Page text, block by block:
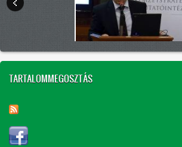
TARTALOMMEGOSZTÁS